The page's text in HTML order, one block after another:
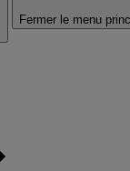
Fermer le menu